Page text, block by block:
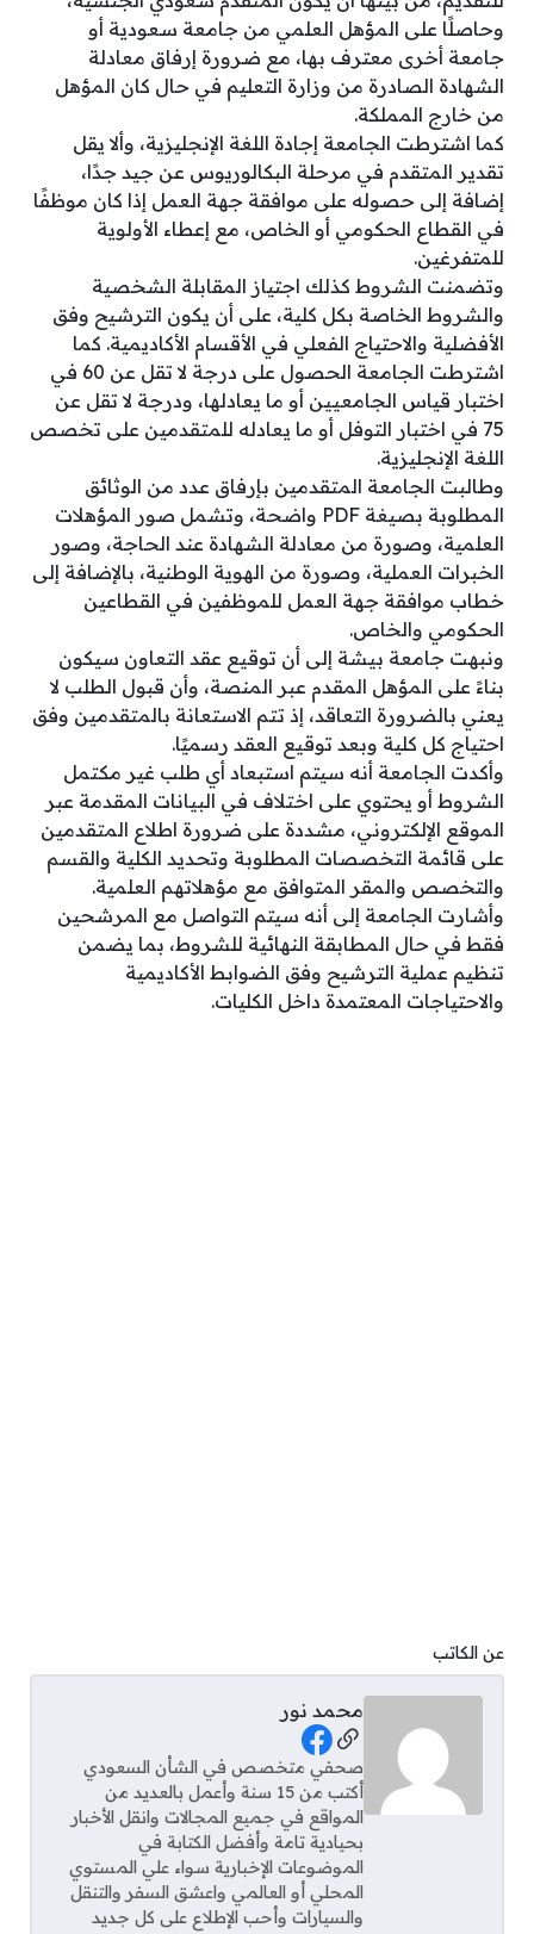
وحاصلًا على المؤهل العلمي من جامعة سعودية أو
جامعة أخرى معترف بها، مع ضرورة إرفاق معادلة
الشهادة الصادرة من وزارة التعليم في حال كان المؤهل
من خارج المملكة.
كما اشترطت الجامعة إجادة اللغة الإنجليزية، وألا يقل
تقدير المتقدم في مرحلة البكالوريوس عن جيد جدًا،
إضافة إلى حصوله على موافقة جهة العمل إذا كان موظفًا
في القطاع الحكومي أو الخاص، مع إعطاء الأولوية
للمتفرغين.
وتضمنت الشروط كذلك اجتياز المقابلة الشخصية
والشروط الخاصة بكل كلية، على أن يكون الترشيح وفق
الأفضلية والاحتياج الفعلي في الأقسام الأكاديمية. كما
اشترطت الجامعة الحصول على درجة لا تقل عن 60 في
اختبار قياس الجامعيين أو ما يعادلها، ودرجة لا تقل عن
75 في اختبار التوفل أو ما يعادله للمتقدمين على تخصص
اللغة الإنجليزية.
وطالبت الجامعة المتقدمين بإرفاق عدد من الوثائق
المطلوبة بصيغة PDF واضحة، وتشمل صور المؤهلات
العلمية، وصورة من معادلة الشهادة عند الحاجة، وصور
الخبرات العملية، وصورة من الهوية الوطنية، بالإضافة إلى
خطاب موافقة جهة العمل للموظفين في القطاعين
الحكومي والخاص.
ونبهت جامعة بيشة إلى أن توقيع عقد التعاون سيكون
بناءً على المؤهل المقدم عبر المنصة، وأن قبول الطلب لا
يعني بالضرورة التعاقد، إذ تتم الاستعانة بالمتقدمين وفق
احتياج كل كلية وبعد توقيع العقد رسميًا.
وأكدت الجامعة أنه سيتم استبعاد أي طلب غير مكتمل
الشروط أو يحتوي على اختلاف في البيانات المقدمة عبر
الموقع الإلكتروني، مشددة على ضرورة اطلاع المتقدمين
على قائمة التخصصات المطلوبة وتحديد الكلية والقسم
والتخصص والمقر المتوافق مع مؤهلاتهم العلمية.
وأشارت الجامعة إلى أنه سيتم التواصل مع المرشحين
فقط في حال المطابقة النهائية للشروط، بما يضمن
تنظيم عملية الترشيح وفق الضوابط الأكاديمية
والاحتياجات المعتمدة داخل الكليات.
عن الكاتب
محمد نور
Social Links
صحفي متخصص في الشأن السعودي
أكتب من 15 سنة وأعمل بالعديد من
المواقع في جميع المجالات وانقل الأخبار
بحيادية تامة وأفضل الكتابة في
الموضوعات الإخبارية سواء علي المستوي
المحلي أو العالمي واعشق السفر والتنقل
والسيارات وأحب الإطلاع على كل جديد